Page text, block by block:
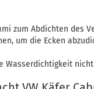
zum Abdichten des
um die Ecken
Wasserdichtigkeit